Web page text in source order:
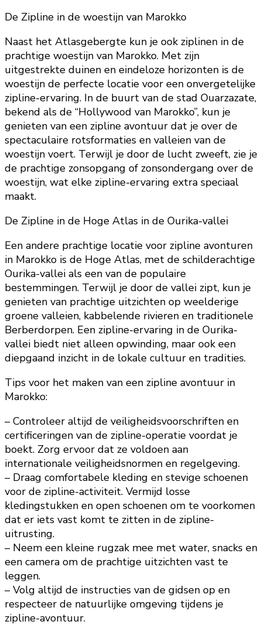
De Zipline in de woestijn van Marokko
Naast het Atlasgebergte kun je ook ziplinen in de
prachtige woestijn van Marokko. Met zijn
uitgestrekte duinen en eindeloze horizonten is de
woestijn de perfecte locatie voor een onvergetelijke
zipline-ervaring. In de buurt van de stad Ouarzazate,
bekend als de “Hollywood van Marokko”, kun je
genieten van een zipline avontuur dat je over de
spectaculaire rotsformaties en valleien van de
woestijn voert. Terwijl je door de lucht zweeft, zie je
de prachtige zonsopgang of zonsondergang over de
woestijn, wat elke zipline-ervaring extra speciaal
maakt.
De Zipline in de Hoge Atlas in de Ourika-vallei
Een andere prachtige locatie voor zipline avonturen
in Marokko is de Hoge Atlas, met de schilderachtige
Ourika-vallei als een van de populaire
bestemmingen. Terwijl je door de vallei zipt, kun je
genieten van prachtige uitzichten op weelderige
groene valleien, kabbelende rivieren en traditionele
Berberdorpen. Een zipline-ervaring in de Ourika-
vallei biedt niet alleen opwinding, maar ook een
diepgaand inzicht in de lokale cultuur en tradities.
Tips voor het maken van een zipline avontuur in
Marokko:
– Controleer altijd de veiligheidsvoorschriften en
certificeringen van de zipline-operatie voordat je
boekt. Zorg ervoor dat ze voldoen aan
internationale veiligheidsnormen en regelgeving.
– Draag comfortabele kleding en stevige schoenen
voor de zipline-activiteit. Vermijd losse
kledingstukken en open schoenen om te voorkomen
dat er iets vast komt te zitten in de zipline-
uitrusting.
– Neem een kleine rugzak mee met water, snacks en
een camera om de prachtige uitzichten vast te
leggen.
– Volg altijd de instructies van de gidsen op en
respecteer de natuurlijke omgeving tijdens je
zipline-avontuur.